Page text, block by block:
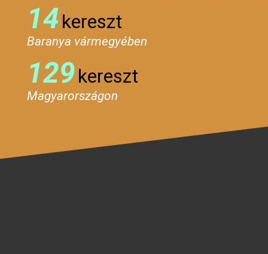
14kereszt
Baranya vármegyében
129kereszt
Magyarországon